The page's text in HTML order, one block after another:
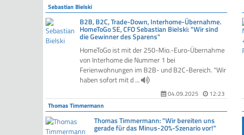
Sebastian Bielski
B2B, B2C, Trade-Down, Interhome-Übernahme.
HomeToGo SE, CFO Sebastian Bielski: "Wir sind
die Gewinner des Sparens"
HomeToGo ist mit der 250-Mio.-Euro-Übernahme
von Interhome die Nummer 1 bei
Ferienwohnungen im B2B- und B2C-Bereich. "Wir
haben sofort mit d ...
04.09.2025
12:23
Thomas Timmermann
Thomas Timmermann: "Wir bereiten uns
gerade für das Minus-20%-Szenario vor!"